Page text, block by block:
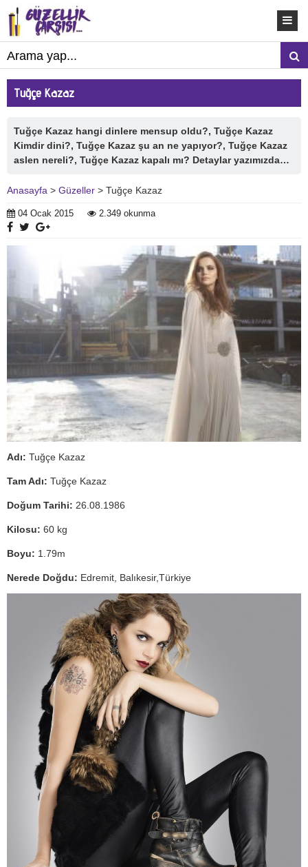
Tuğçe Kazaz
Tuğçe Kazaz hangi dinlere mensup oldu?, Tuğçe Kazaz
Kimdir dini?, Tuğçe Kazaz şu an ne yapıyor?, Tuğçe Kazaz
aslen nereli?, Tuğçe Kazaz kapalı mı? Detaylar yazımızda…
Anasayfa > Güzeller > Tuğçe Kazaz
04 Ocak 2015 2.349 okunma
Adı: Tuğçe Kazaz
Tam Adı: Tuğçe Kazaz
Doğum Tarihi: 26.08.1986
Kilosu: 60 kg
Boyu: 1.79m
Nerede Doğdu: Edremit, Balıkesir,Türkiye